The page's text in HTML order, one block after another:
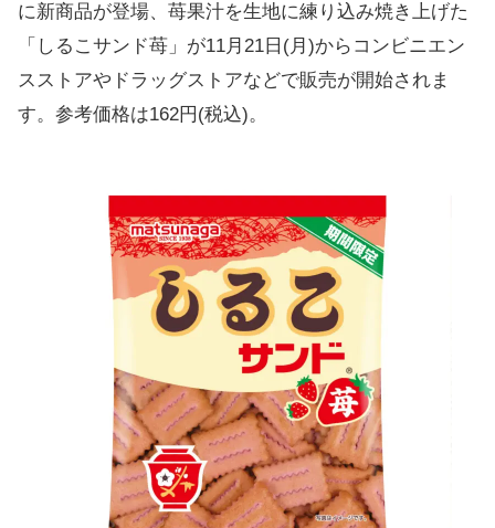
に新商品が登場、苺果汁を生地に練り込み焼き上げた
「しるこサンド苺」が11月21日(月)からコンビニエン
スストアやドラッグストアなどで販売が開始されま
す。参考価格は162円(税込)。